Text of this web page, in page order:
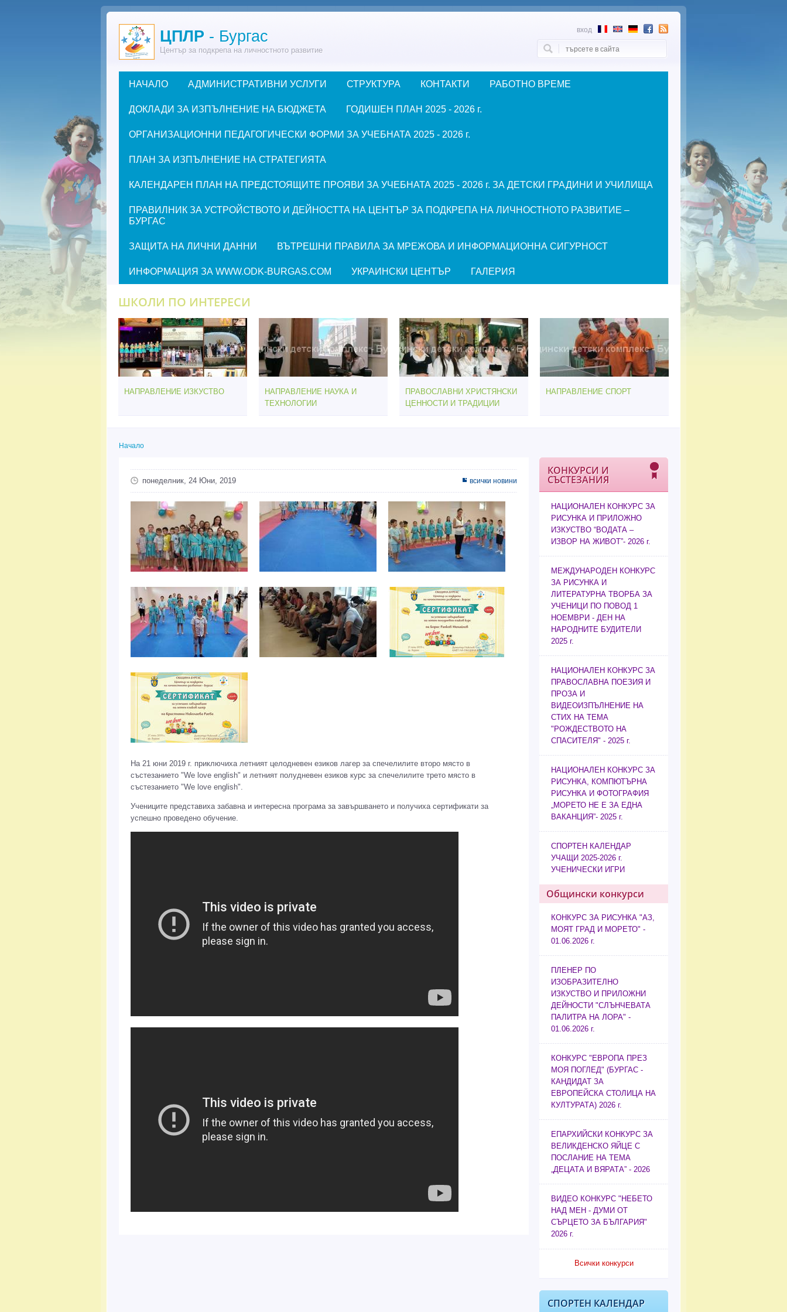
Премини към основното съдържание
ЦПЛР - Бургас
Център за подкрепа на личностното развитие
вход
Форма за търсене
Основно меню
НАЧАЛО АДМИНИСТРАТИВНИ УСЛУГИ СТРУКТУРА КОНТАКТИ РАБОТНО ВРЕМЕ
ДОКЛАДИ ЗА ИЗПЪЛНЕНИЕ НА БЮДЖЕТА ГОДИШЕН ПЛАН 2025 - 2026 г.
ОРГАНИЗАЦИОННИ ПЕДАГОГИЧЕСКИ ФОРМИ ЗА УЧЕБНАТА 2025 - 2026 г.
ПЛАН ЗА ИЗПЪЛНЕНИЕ НА СТРАТЕГИЯТА
КАЛЕНДАРЕН ПЛАН НА ПРЕДСТОЯЩИТЕ ПРОЯВИ ЗА УЧЕБНАТА 2025 - 2026 г. ЗА ДЕТСКИ ГРАДИНИ И УЧИЛИЩА
ПРАВИЛНИК ЗА УСТРОЙСТВОТО И ДЕЙНОСТТА НА ЦЕНТЪР ЗА ПОДКРЕПА НА ЛИЧНОСТНОТО РАЗВИТИЕ –
БУРГАС
ЗАЩИТА НА ЛИЧНИ ДАННИ ВЪТРЕШНИ ПРАВИЛА ЗА МРЕЖОВА И ИНФОРМАЦИОННА СИГУРНОСТ
ИНФОРМАЦИЯ ЗА WWW.ODK-BURGAS.COM УКРАИНСКИ ЦЕНТЪР ГАЛЕРИЯ
ШКОЛИ ПО ИНТЕРЕСИ
НАПРАВЛЕНИЕ ИЗКУСТВО
НАПРАВЛЕНИЕ НАУКА И
ТЕХНОЛОГИИ
ПРАВОСЛАВНИ ХРИСТЯНСКИ
ЦЕННОСТИ И ТРАДИЦИИ
НАПРАВЛЕНИЕ СПОРТ
Начало
понеделник, 24 Юни, 2019 всички новини
На 21 юни 2019 г. приключиха летният целодневен езиков лагер за спечелилите второ място в
състезанието "We love english" и летният полудневен езиков курс за спечелилите трето място в
състезанието "We love english".
Учениците представиха забавна и интересна програма за завършването и получиха сертификати за
успешно проведено обучение.
КОНКУРСИ И
СЪСТЕЗАНИЯ
НАЦИОНАЛЕН КОНКУРС ЗА
РИСУНКА И ПРИЛОЖНО
ИЗКУСТВО “ВОДАТА –
ИЗВОР НА ЖИВОТ”- 2026 г.
МЕЖДУНАРОДЕН КОНКУРС
ЗА РИСУНКА И
ЛИТЕРАТУРНА ТВОРБА ЗА
УЧЕНИЦИ ПО ПОВОД 1
НОЕМВРИ - ДЕН НА
НАРОДНИТЕ БУДИТЕЛИ
2025 г.
НАЦИОНАЛЕН КОНКУРС ЗА
ПРАВОСЛАВНА ПОЕЗИЯ И
ПРОЗА И
ВИДЕОИЗПЪЛНЕНИЕ НА
СТИХ НА ТЕМА
"РОЖДЕСТВОТО НА
СПАСИТЕЛЯ" - 2025 г.
НАЦИОНАЛЕН КОНКУРС ЗА
РИСУНКА, КОМПЮТЪРНА
РИСУНКА И ФОТОГРАФИЯ
„МОРЕТО НЕ Е ЗА ЕДНА
ВАКАНЦИЯ”- 2025 г.
СПОРТЕН КАЛЕНДАР
УЧАЩИ 2025-2026 г.
УЧЕНИЧЕСКИ ИГРИ
Общински конкурси
КОНКУРС ЗА РИСУНКА "АЗ,
МОЯТ ГРАД И МОРЕТО" -
01.06.2026 г.
ПЛЕНЕР ПО
ИЗОБРАЗИТЕЛНО
ИЗКУСТВО И ПРИЛОЖНИ
ДЕЙНОСТИ "СЛЪНЧЕВАТА
ПАЛИТРА НА ЛОРА" -
01.06.2026 г.
КОНКУРС "ЕВРОПА ПРЕЗ
МОЯ ПОГЛЕД" (БУРГАС -
КАНДИДАТ ЗА
ЕВРОПЕЙСКА СТОЛИЦА НА
КУЛТУРАТА) 2026 г.
ЕПАРХИЙСКИ КОНКУРС ЗА
ВЕЛИКДЕНСКО ЯЙЦЕ С
ПОСЛАНИЕ НА ТЕМА
„ДЕЦАТА И ВЯРАТА” - 2026
ВИДЕО КОНКУРС "НЕБЕТО
НАД МЕН - ДУМИ ОТ
СЪРЦЕТО ЗА БЪЛГАРИЯ"
2026 г.
Всички конкурси
СПОРТЕН КАЛЕНДАР